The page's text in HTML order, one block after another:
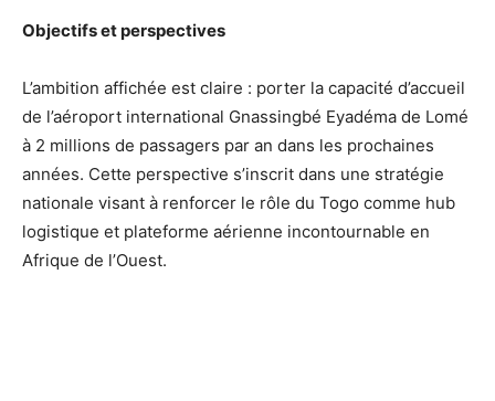
Objectifs et perspectives
L’ambition affichée est claire : porter la capacité d’accueil
de l’aéroport international Gnassingbé Eyadéma de Lomé
à 2 millions de passagers par an dans les prochaines
années. Cette perspective s’inscrit dans une stratégie
nationale visant à renforcer le rôle du Togo comme hub
logistique et plateforme aérienne incontournable en
Afrique de l’Ouest.